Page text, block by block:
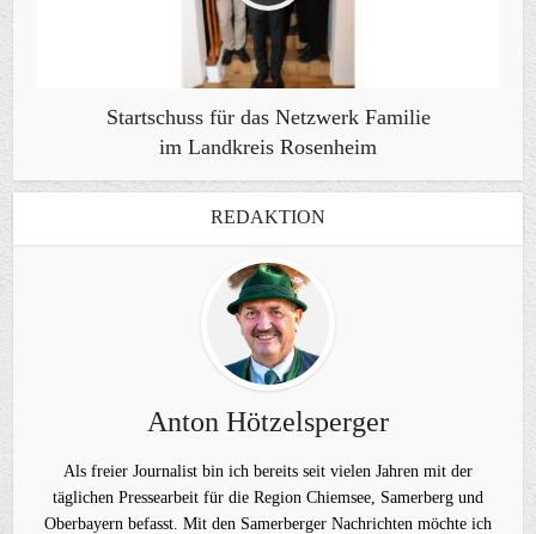
Startschuss für das Netzwerk Familie
im Landkreis Rosenheim
REDAKTION
Anton Hötzelsperger
Als freier Journalist bin ich bereits seit vielen Jahren mit der
täglichen Pressearbeit für die Region Chiemsee, Samerberg und
Oberbayern befasst. Mit den Samerberger Nachrichten möchte ich